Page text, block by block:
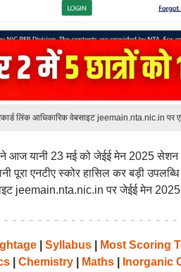
लिंक आधिकारिक वेबसाइट jeemain.nta.nic.in पर
आज यानी 23 मई को जेईई मेन 2025 सेशन
पूरा एनटीए स्कोर हासिल कर बड़ी
jeemain.nta.nic.in पर जेईई मेन
| Syllabus| Most Scoring
| Chemistry| Maths| Inorganic